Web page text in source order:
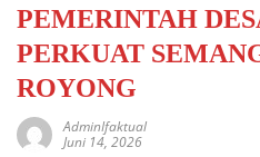
PEMERINTAH
PERKUAT
ROYONG
AdminIfaktual
Juni 14, 2026